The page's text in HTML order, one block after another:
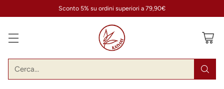
Sconto 5% su ordini superiori a 79,90€
Cerca…